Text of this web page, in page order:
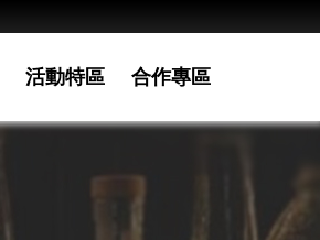
活動特區 合作專區